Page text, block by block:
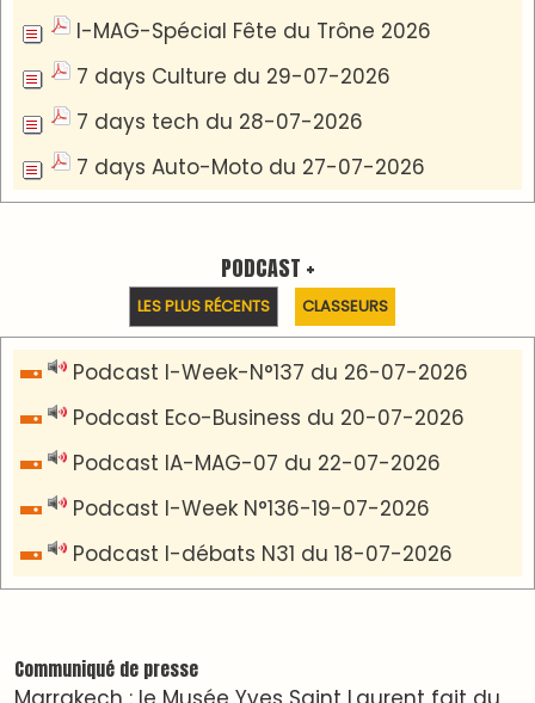
Podcast I-débats N31 du 18-07-2026
Communiqué de presse
Marrakech : le Musée Yves Saint Laurent fait du
mois d'août un rendez-vous incontournable
LES PLUS RÉCENTS CLASSEURS
دِيمَا المَغرِب Clip
Clip : 🎵Allez, allez ! Ramenez-nous cette
🎵Bulldozer Blues